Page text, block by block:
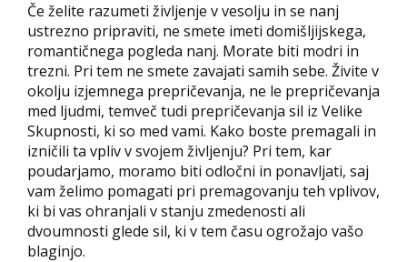
Če želite razumeti življenje v vesolju in se nanj
ustrezno pripraviti, ne smete imeti domišljijskega,
romantičnega pogleda nanj. Morate biti modri in
trezni. Pri tem ne smete zavajati samih sebe. Živite v
okolju izjemnega prepričevanja, ne le prepričevanja
med ljudmi, temveč tudi prepričevanja sil iz Velike
Skupnosti, ki so med vami. Kako boste premagali in
izničili ta vpliv v svojem življenju? Pri tem, kar
poudarjamo, moramo biti odločni in ponavljati, saj
vam želimo pomagati pri premagovanju teh vplivov,
ki bi vas ohranjali v stanju zmedenosti ali
dvoumnosti glede sil, ki v tem času ogrožajo vašo
blaginjo.